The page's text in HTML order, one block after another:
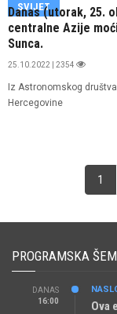
SVIJET
Danas (utorak, 25.
centralne Azije
Sunca.
25.10.2022 | 2354
Iz Astronomskog
Hercegovine
1
PROGRAMSKA
DANAS
16:00
Ova